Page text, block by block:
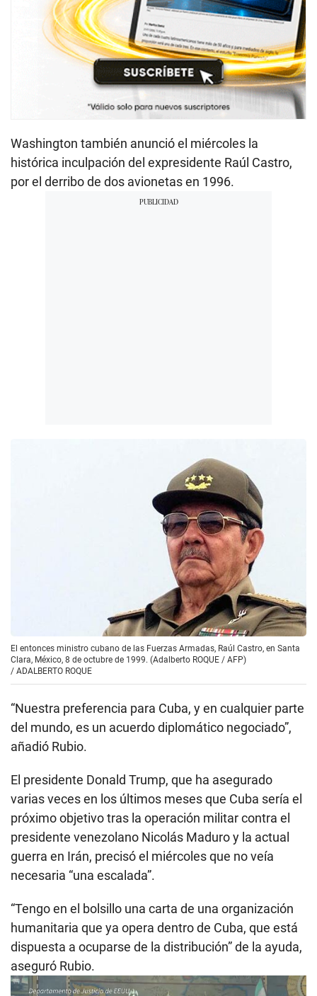
Washington también anunció el miércoles la
histórica inculpación del expresidente Raúl Castro,
por el derribo de dos avionetas en 1996.
El entonces ministro cubano de las Fuerzas Armadas, Raúl Castro, en Santa
Clara, México, 8 de octubre de 1999. (Adalberto ROQUE / AFP)
/ ADALBERTO ROQUE
“Nuestra preferencia para Cuba, y en cualquier parte
del mundo, es un acuerdo diplomático negociado”,
añadió Rubio.
El presidente Donald Trump, que ha asegurado
varias veces en los últimos meses que Cuba sería el
próximo objetivo tras la operación militar contra el
presidente venezolano Nicolás Maduro y la actual
guerra en Irán, precisó el miércoles que no veía
necesaria “una escalada”.
“Tengo en el bolsillo una carta de una organización
humanitaria que ya opera dentro de Cuba, que está
dispuesta a ocuparse de la distribución” de la ayuda,
aseguró Rubio.